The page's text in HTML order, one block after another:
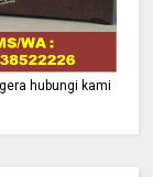
hubungi kami